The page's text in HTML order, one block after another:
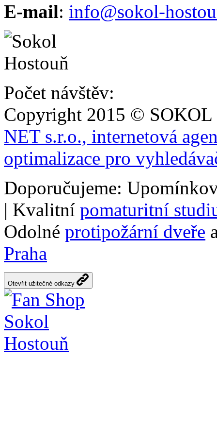
E-mail: info@sokol-
Počet návštěv:
Copyright 2015 ©
NET s.r.o., internetová
optimalizace pro
Doporučujeme:
| Kvalitní pomaturitní
Odolné protipožární dveře
Praha
Otevřit užitečné odkazy